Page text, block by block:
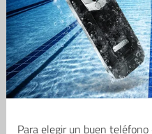
Para elegir un buen